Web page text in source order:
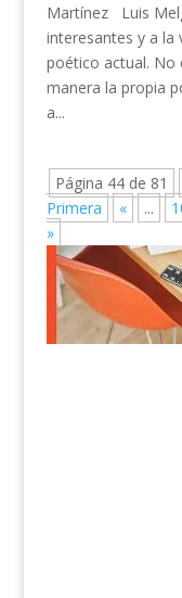
Martínez Luis
interesantes y a la
poético actual. No
manera la propia
a...
Página 44 de 81
Primera
« ...
»